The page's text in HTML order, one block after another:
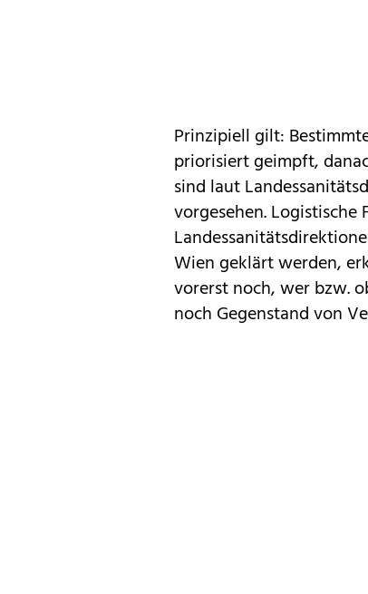
Prinzipiell gilt:
priorisiert geimpft,
sind laut
vorgesehen. Logistische
Wien geklärt werden,
vorerst noch, wer bzw.
noch Gegenstand von